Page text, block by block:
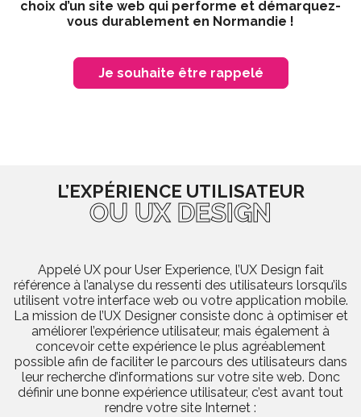
choix d’un site web qui performe et démarquez-
vous durablement en Normandie !
Je souhaite être rappelé
L’EXPÉRIENCE UTILISATEUR
OU UX DESIGN
Appelé UX pour User Experience, l’UX Design fait
référence à l’analyse du ressenti des utilisateurs lorsqu’ils
utilisent votre interface web ou votre application mobile.
La mission de l’UX Designer consiste donc à optimiser et
améliorer l’expérience utilisateur, mais également à
concevoir cette expérience le plus agréablement
possible afin de faciliter le parcours des utilisateurs dans
leur recherche d’informations sur votre site web. Donc
définir une bonne expérience utilisateur, c’est avant tout
rendre votre site Internet :